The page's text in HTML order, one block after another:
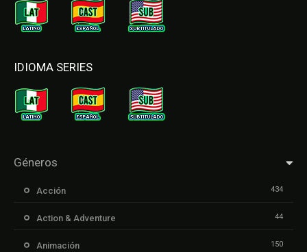
IDIOMA SERIES
Géneros
Acción 434
Action & Adventure 44
Animación 150